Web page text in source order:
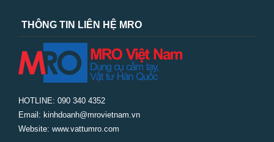
THÔNG TIN LIÊN HỆ MRO
HOTLINE: 090 340 4352
Email: kinhdoanh@mrovietnam.vn
Website: www.vattumro.com